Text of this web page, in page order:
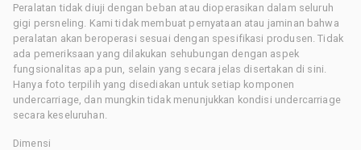
Peralatan tidak diuji dengan beban atau dioperasikan dalam seluruh
gigi persneling. Kami tidak membuat pernyataan atau jaminan bahwa
peralatan akan beroperasi sesuai dengan spesifikasi produsen. Tidak
ada pemeriksaan yang dilakukan sehubungan dengan aspek
fungsionalitas apa pun, selain yang secara jelas disertakan di sini.
Hanya foto terpilih yang disediakan untuk setiap komponen
undercarriage, dan mungkin tidak menunjukkan kondisi undercarriage
secara keseluruhan.
Dimensi